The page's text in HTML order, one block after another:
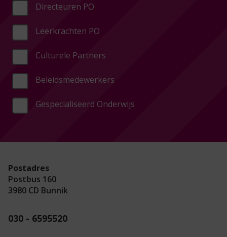
Directeuren PO
Leerkrachten PO
Culturele Partners
Beleidsmedewerkers
Gespecialiseerd Onderwijs
Postadres
Postbus 160
3980 CD Bunnik
030 - 6595520